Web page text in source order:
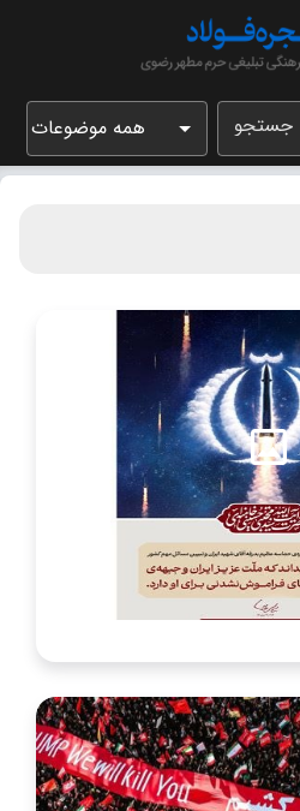
جستجو همه موضوعات